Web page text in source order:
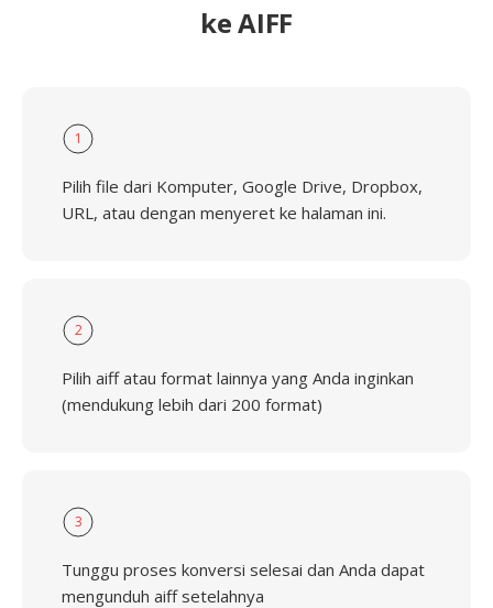
ke AIFF
1
Pilih file dari Komputer, Google Drive, Dropbox,
URL, atau dengan menyeret ke halaman ini.
2
Pilih aiff atau format lainnya yang Anda inginkan
(mendukung lebih dari 200 format)
3
Tunggu proses konversi selesai dan Anda dapat
mengunduh aiff setelahnya